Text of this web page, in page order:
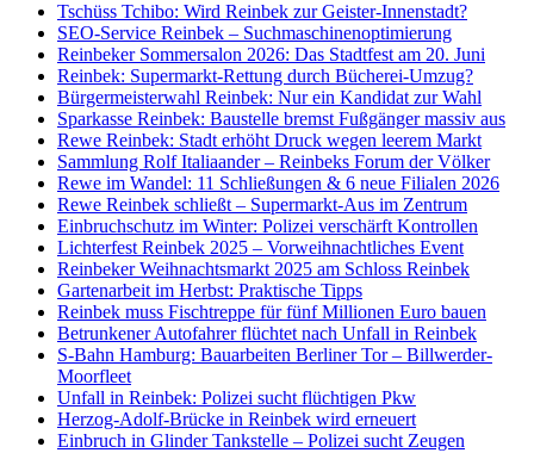
Tschüss Tchibo: Wird Reinbek zur Geister-Innenstadt?
SEO-Service Reinbek – Suchmaschinenoptimierung
Reinbeker Sommersalon 2026: Das Stadtfest am 20. Juni
Reinbek: Supermarkt-Rettung durch Bücherei-Umzug?
Bürgermeisterwahl Reinbek: Nur ein Kandidat zur Wahl
Sparkasse Reinbek: Baustelle bremst Fußgänger massiv aus
Rewe Reinbek: Stadt erhöht Druck wegen leerem Markt
Sammlung Rolf Italiaander – Reinbeks Forum der Völker
Rewe im Wandel: 11 Schließungen & 6 neue Filialen 2026
Rewe Reinbek schließt – Supermarkt-Aus im Zentrum
Einbruchschutz im Winter: Polizei verschärft Kontrollen
Lichterfest Reinbek 2025 – Vorweihnachtliches Event
Reinbeker Weihnachtsmarkt 2025 am Schloss Reinbek
Gartenarbeit im Herbst: Praktische Tipps
Reinbek muss Fischtreppe für fünf Millionen Euro bauen
Betrunkener Autofahrer flüchtet nach Unfall in Reinbek
S-Bahn Hamburg: Bauarbeiten Berliner Tor – Billwerder-
Moorfleet
Unfall in Reinbek: Polizei sucht flüchtigen Pkw
Herzog-Adolf-Brücke in Reinbek wird erneuert
Einbruch in Glinder Tankstelle – Polizei sucht Zeugen